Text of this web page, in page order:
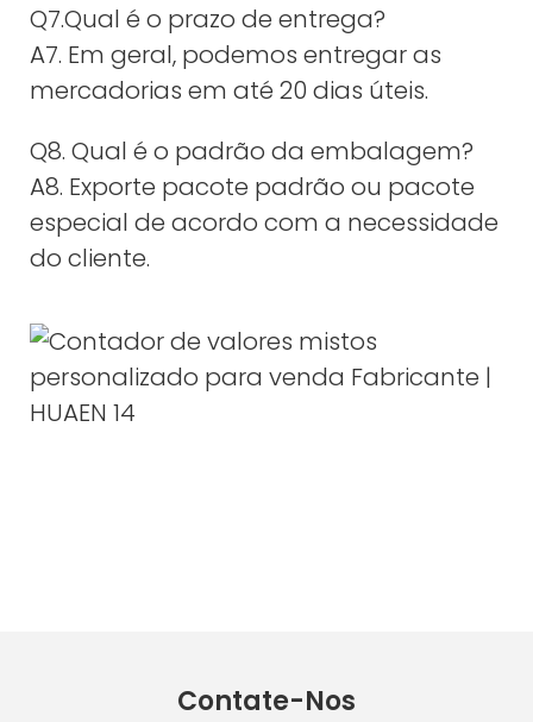
Q7.Qual é o prazo de entrega?
A7. Em geral, podemos entregar as
mercadorias em até 20 dias úteis.
Q8. Qual é o padrão da embalagem?
A8. Exporte pacote padrão ou pacote
especial de acordo com a necessidade
do cliente.
Contate-Nos